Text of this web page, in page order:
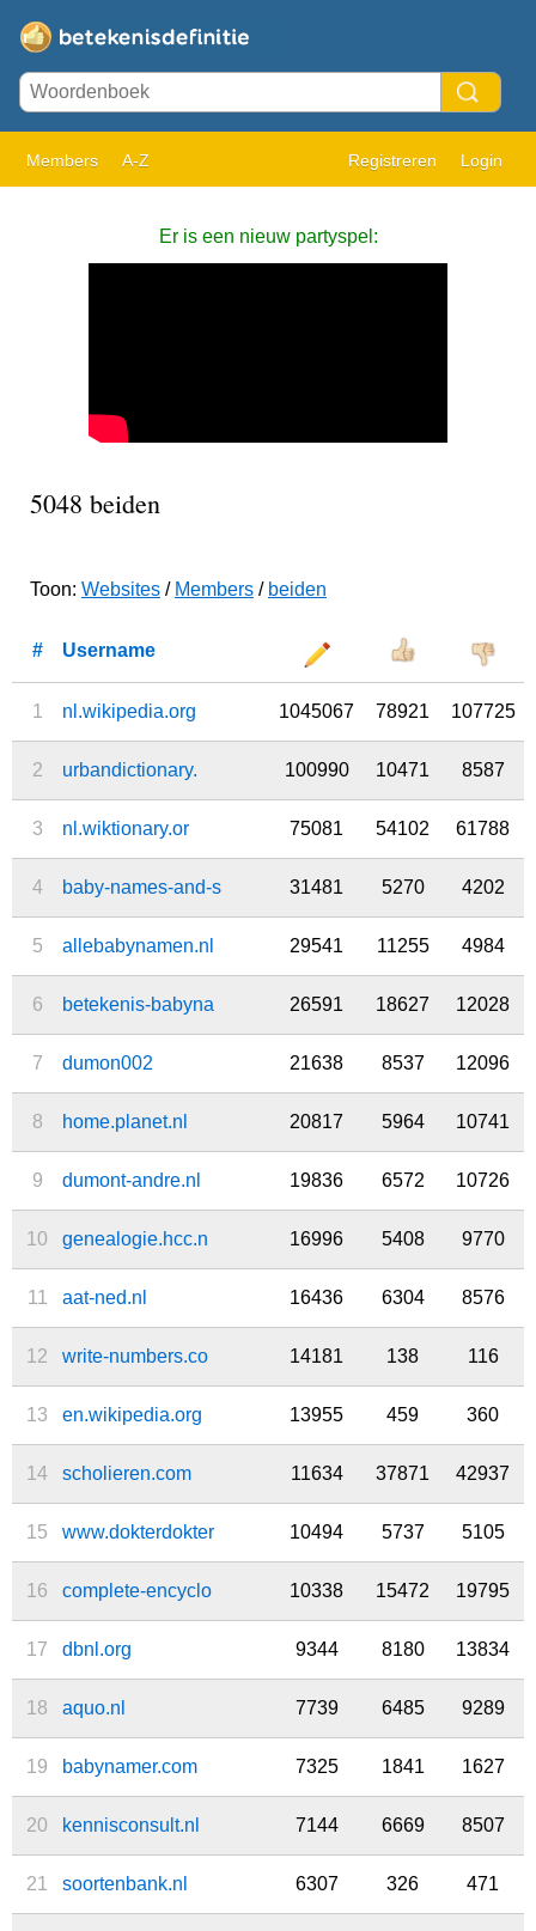
Members A-Z Registreren Login
Er is een nieuw partyspel:
5048 beiden
Toon: Websites / Members / beiden
# Username
1 nl.wikipedia.org 1045067 78921 107725
2 urbandictionary. 100990 10471 8587
3 nl.wiktionary.or 75081 54102 61788
4 baby-names-and-s 31481 5270 4202
5 allebabynamen.nl 29541 11255 4984
6 betekenis-babyna 26591 18627 12028
7 dumon002 21638 8537 12096
8 home.planet.nl 20817 5964 10741
9 dumont-andre.nl 19836 6572 10726
10 genealogie.hcc.n 16996 5408 9770
11 aat-ned.nl 16436 6304 8576
12 write-numbers.co 14181 138 116
13 en.wikipedia.org 13955 459 360
14 scholieren.com 11634 37871 42937
15 www.dokterdokter 10494 5737 5105
16 complete-encyclo 10338 15472 19795
17 dbnl.org 9344 8180 13834
18 aquo.nl 7739 6485 9289
19 babynamer.com 7325 1841 1627
20 kennisconsult.nl 7144 6669 8507
21 soortenbank.nl 6307 326 471